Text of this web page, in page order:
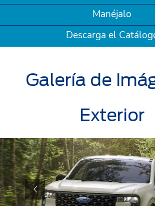
Manéjalo
Descarga el
Galería de
Exterior